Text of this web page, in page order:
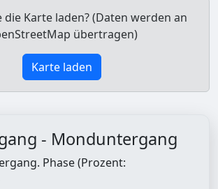
die Karte laden? (Daten werden an
übertragen)
Karte laden
- Monduntergang
Phase (Prozent: